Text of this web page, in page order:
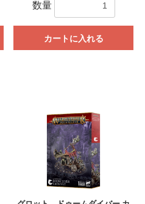
数量
カートに入れる